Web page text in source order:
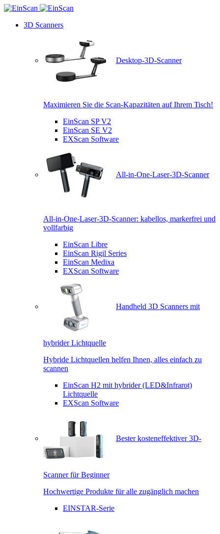
3D Scanners
Desktop-3D-Scanner
Maximieren Sie die Scan-Kapazitäten auf Ihrem Tisch!
EinScan SP V2
EinScan SE V2
EXScan Software
All-in-One-Laser-3D-Scanner
All-in-One-Laser-3D-Scanner: kabellos, markerfrei und
vollfarbig
EinScan Libre
EinScan Rigil Series
EinScan Medixa
EXScan Software
Handheld 3D Scanners mit
hybrider Lichtquelle
Hybride Lichtquellen helfen Ihnen, alles einfach zu
scannen
EinScan H2 mit hybrider (LED&Infrarot)
Lichtquelle
EXScan Software
Bester kosteneffektiver 3D-
Scanner für Beginner
Hochwertige Produkte für alle zugänglich machen
EINSTAR-Serie